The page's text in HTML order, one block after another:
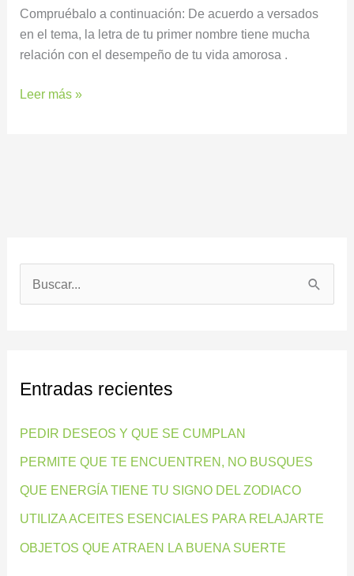
Compruébalo a continuación: De acuerdo a versados
en el tema, la letra de tu primer nombre tiene mucha
relación con el desempeño de tu vida amorosa .
Leer más »
a
p
o
r
:
Entradas recientes
PEDIR DESEOS Y QUE SE CUMPLAN
PERMITE QUE TE ENCUENTREN, NO BUSQUES
QUE ENERGÍA TIENE TU SIGNO DEL ZODIACO
UTILIZA ACEITES ESENCIALES PARA RELAJARTE
OBJETOS QUE ATRAEN LA BUENA SUERTE